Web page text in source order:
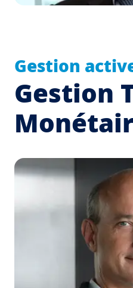
Gestion
Gestion